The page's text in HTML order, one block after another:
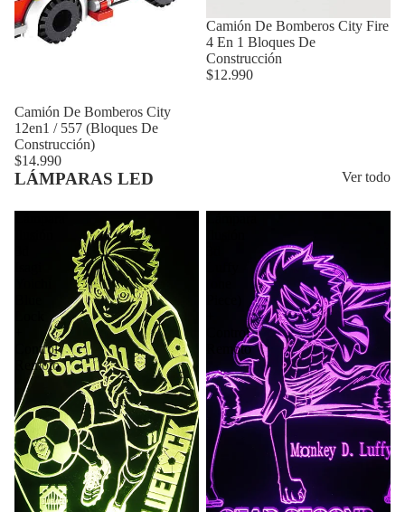
Camión De Bomberos City
12en1 / 557 (Bloques De
Construcción)
$14.990
Camión De Bomberos City Fire
4 En 1 Bloques De
Construcción
$12.990
LÁMPARAS LED Ver todo
Control
Remoto
Control
Remoto